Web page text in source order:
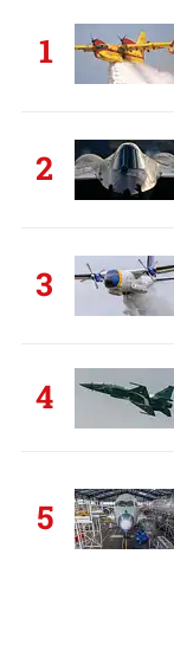
1
2
3
4
5